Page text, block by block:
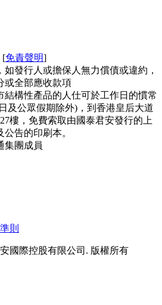
[免責聲明]
發行人或擔保人無力償債或違約，
或全部應收款項
結構性產品的人仕可於工作日的慣常
及公眾假期除外)，到香港皇后大道
樓，免費索取由國泰君安發行的上
告的印刷本。
集團成員
則
國際控股有限公司. 版權所有